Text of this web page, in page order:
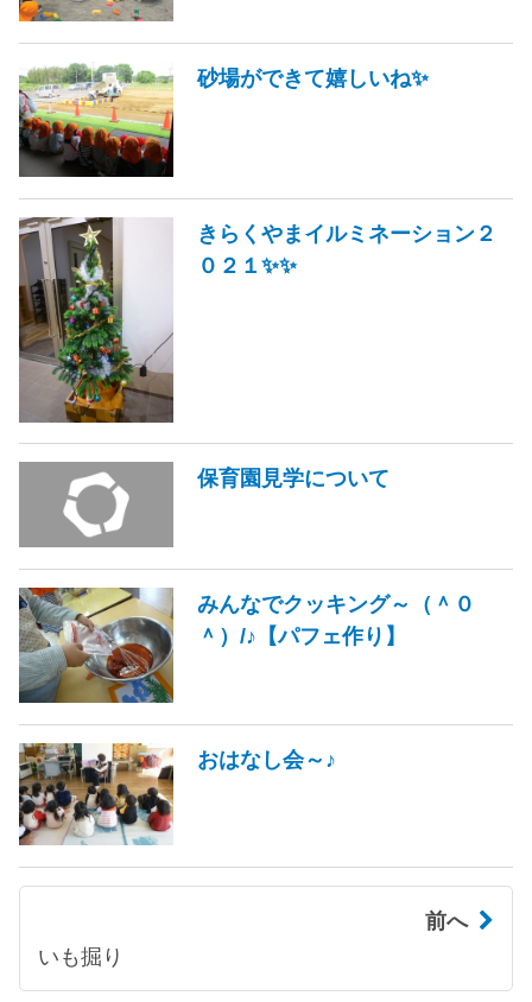
砂場ができて嬉しいね✨
きらくやまイルミネーション２
０２１✨✨
保育園見学について
みんなでクッキング～（＾０
＾）/♪【パフェ作り】
おはなし会～♪
前へ
いも掘り